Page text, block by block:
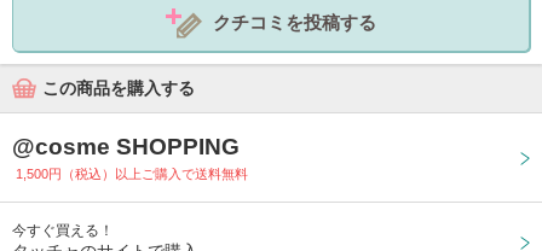
クチコミを投稿する
この商品を購入する
@cosme SHOPPING
1,500円（税込）以上ご購入で送料無料
今すぐ買える！